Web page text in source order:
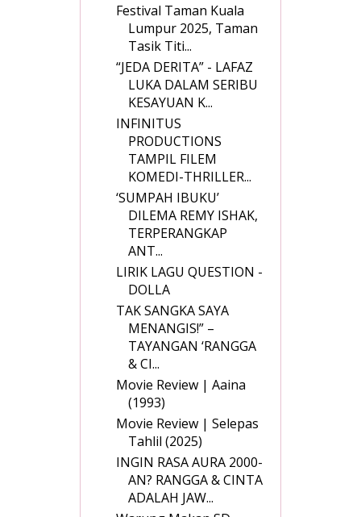
Festival Taman Kuala
Lumpur 2025, Taman
Tasik Titi...
“JEDA DERITA” - LAFAZ
LUKA DALAM SERIBU
KESAYUAN K...
INFINITUS
PRODUCTIONS
TAMPIL FILEM
KOMEDI-THRILLER...
‘SUMPAH IBUKU’
DILEMA REMY ISHAK,
TERPERANGKAP
ANT...
LIRIK LAGU QUESTION -
DOLLA
TAK SANGKA SAYA
MENANGIS!” –
TAYANGAN ‘RANGGA
& CI...
Movie Review | Aaina
(1993)
Movie Review | Selepas
Tahlil (2025)
INGIN RASA AURA 2000-
AN? RANGGA & CINTA
ADALAH JAW...